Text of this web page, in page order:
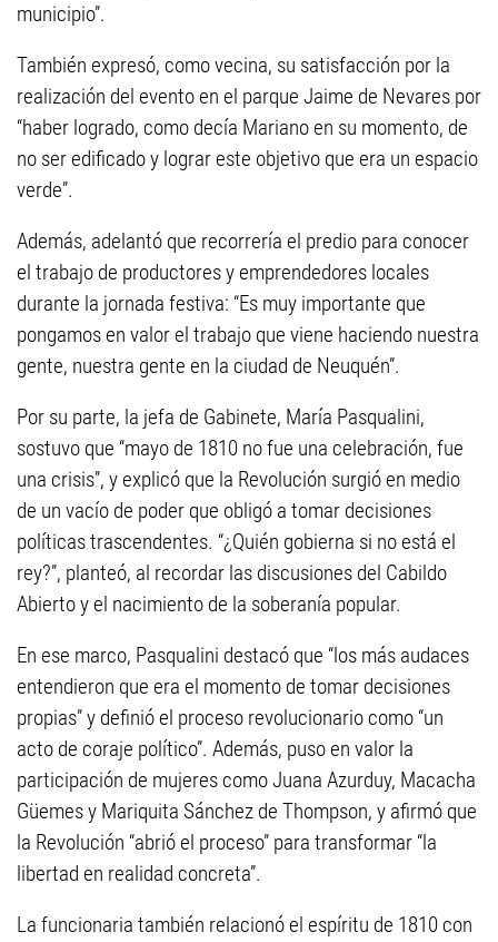
municipio”.
También expresó, como vecina, su satisfacción por la
realización del evento en el parque Jaime de Nevares por
“haber logrado, como decía Mariano en su momento, de
no ser edificado y lograr este objetivo que era un espacio
verde”.
Además, adelantó que recorrería el predio para conocer
el trabajo de productores y emprendedores locales
durante la jornada festiva: “Es muy importante que
pongamos en valor el trabajo que viene haciendo nuestra
gente, nuestra gente en la ciudad de Neuquén”.
Por su parte, la jefa de Gabinete, María Pasqualini,
sostuvo que “mayo de 1810 no fue una celebración, fue
una crisis”, y explicó que la Revolución surgió en medio
de un vacío de poder que obligó a tomar decisiones
políticas trascendentes. “¿Quién gobierna si no está el
rey?”, planteó, al recordar las discusiones del Cabildo
Abierto y el nacimiento de la soberanía popular.
En ese marco, Pasqualini destacó que “los más audaces
entendieron que era el momento de tomar decisiones
propias” y definió el proceso revolucionario como “un
acto de coraje político”. Además, puso en valor la
participación de mujeres como Juana Azurduy, Macacha
Güemes y Mariquita Sánchez de Thompson, y afirmó que
la Revolución “abrió el proceso” para transformar “la
libertad en realidad concreta”.
La funcionaria también relacionó el espíritu de 1810 con